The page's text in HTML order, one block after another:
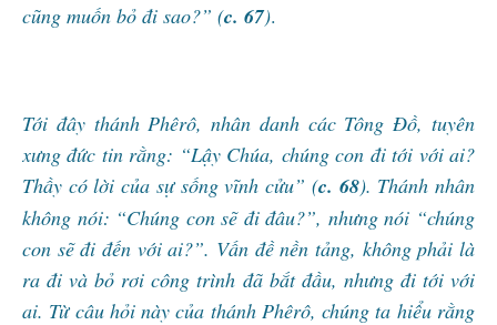
cũng muốn bỏ đi sao?” (c. 67).
Tới đây thánh Phêrô, nhân danh các Tông Đồ, tuyên
xưng đức tin rằng: “Lậy Chúa, chúng con đi tới với ai?
Thầy có lời của sự sống vĩnh cửu” (c. 68). Thánh nhân
không nói: “Chúng con sẽ đi đâu?”, nhưng nói “chúng
con sẽ đi đến với ai?”. Vấn đề nền tảng, không phải là
ra đi và bỏ rơi công trình đã bắt đầu, nhưng đi tới với
ai. Từ câu hỏi này của thánh Phêrô, chúng ta hiểu rằng